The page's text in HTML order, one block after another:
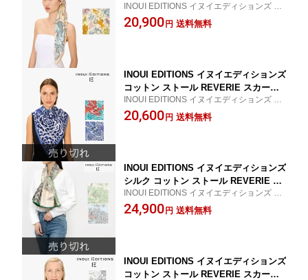
TTON inouitoosh イヌイトゥーシュ 春
夏 2025SS プレゼント ギフト 母の日 C
INOUI EDITIONS イヌイエディションズ 20
25SS シルクストール
20,900 円 送料無料
INOUI EDITIONS イヌイエディションズ
コットン ストール REVERIE スカーフ
COTTON inouitoosh イヌイトゥーシュ
春夏 2025SS プレゼント ギフト 母の日
INOUI EDITIONS イヌイエディションズ 20
25SS コットンストール
20,600 円 送料無料
INOUI EDITIONS イヌイエディションズ
シルク コットン ストール REVERIE ス
カーフ COTTON inouitoosh イヌイト
ゥーシュ 春夏 2025SS プレゼント ギフ
INOUI EDITIONS イヌイエディションズ 20
25SS コットンストール
24,900 円 送料無料
INOUI EDITIONS イヌイエディションズ
コットン ストール REVERIE スカーフ